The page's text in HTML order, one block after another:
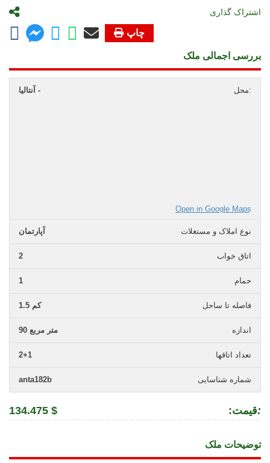
اشتراک گذاری
چاپ
بررسی اجمالی ملک
محل: آنتالیا -
Open in Google Maps
نوع املاک و مستغلات آپارتمان
اتاق خواب 2
حمام 1
فاصله تا ساحل 1.5 کم
اندازه 90 متر مربع
تعداد اتاقها 2+1
شماره شناسایی anta182b
:قیمت:
134.475 $
توضیحات ملک